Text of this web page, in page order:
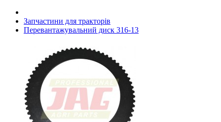
Запчастини для тракторів
Перевантажувальний диск 316-13